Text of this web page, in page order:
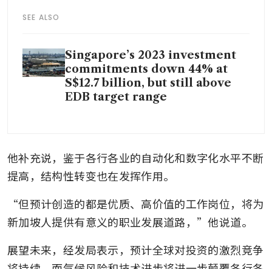
SEE ALSO
Singapore’s 2023 investment
commitments down 44% at
S$12.7 billion, but still above
EDB target range
他补充说，鉴于各行各业的自动化和数字化水平不断
提高，结构性转变也在发挥作用。
“但预计创造的都是优质、高价值的工作岗位，将为
新加坡人提供有意义的职业发展道路，”他说道。
展望未来，经发局表示，预计全球对投资的激烈竞争